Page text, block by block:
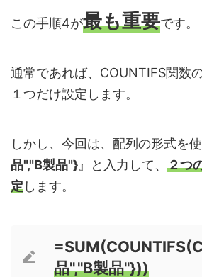
この手順4が最も重要です。
通常であれば、COUNTIFS関数
１つだけ設定します。
しかし、今回は、配列の形式を
品","B製品"}』と入力して、 ２つ
定します。
品","B製品"}))